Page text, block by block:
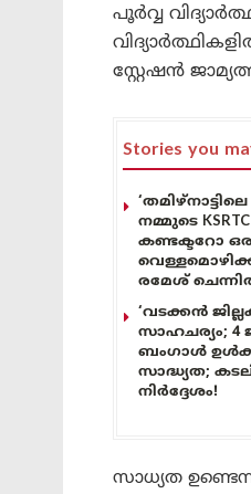
പൂർവ്വ
സ്റ്റേഷൻ
Stories you
നമ്മുടെ
കണ്ടക്ടറോ
രമേശ്
‘വടക്കൻ
സാഹചര്യം; 4
ബംഗാൾ
സാദ്ധ്യത;
നിർദ്ദേശം!
സാധ്യത